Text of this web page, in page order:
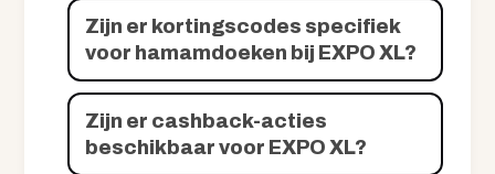
Zijn er kortingscodes specifiek
voor hamamdoeken bij EXPO XL?
Zijn er cashback-acties
beschikbaar voor EXPO XL?